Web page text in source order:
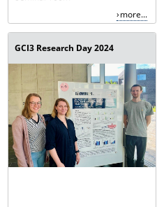
more...
GCI3 Research Day 2024